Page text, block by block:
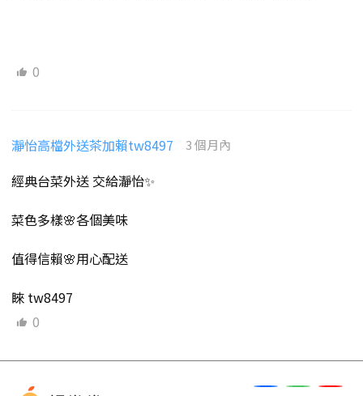
0
瀞怡高檔外送茶加賴tw8497 3 個月內
經典台菜外送 交給瀞怡✨
菜色多樣🌸各個美味
值得信賴🌸用心配送
睞 tw8497
0